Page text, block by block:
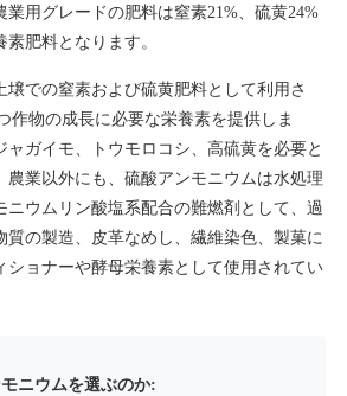
用グレードの肥料は窒素21%、硫黄24%
肥料となります。
壌での窒素および硫黄肥料として利用さ
作物の成長に必要な栄養素を提供しま
ャガイモ、トウモロコシ、高硫黄を必要と
農業以外にも、硫酸アンモニウムは水処理
ニウムリン酸塩系配合の難燃剤として、過
質の製造、皮革なめし、繊維染色、製菓に
ショナーや酵母栄養素として使用されてい
ニウムを選ぶのか: